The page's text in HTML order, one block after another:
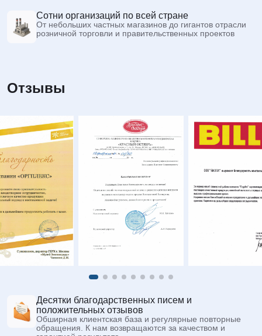
Сотни организаций по всей стране
От небольших частных магазинов до гигантов отрасли
розничной торговли и правительственных проектов
Отзывы
Десятки благодарственных писем и
положительных отзывов
Обширная клиентская база и регулярные повторные
обращения. К нам возвращаются за качеством и